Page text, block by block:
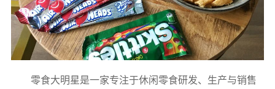
零食大明星是一家专注于休闲零食研发、生产与销售